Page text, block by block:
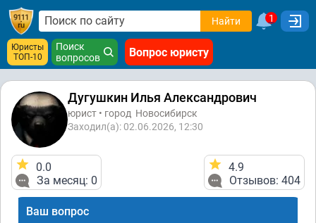
Найти 1
Юристы
ТОП-10
Поиск
вопросов
Вопрос юристу
Дугушкин Илья Александрович
юрист • город Новосибирск
Заходил(а): 02.06.2026, 12:30
0.0
За месяц: 0
4.9
Отзывов: 404
Ваш вопрос